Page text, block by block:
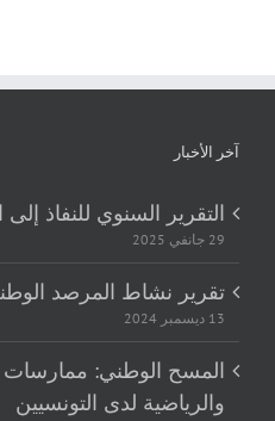
آخر الأخبار
التقرير السنوي للنفاذ إلى
29 جانفي 2025
تقرير نشاط المرصد الوطني
13 ديسمبر 2024
المسح الوطني: ممارسات
والرياضية لدى التونسيين